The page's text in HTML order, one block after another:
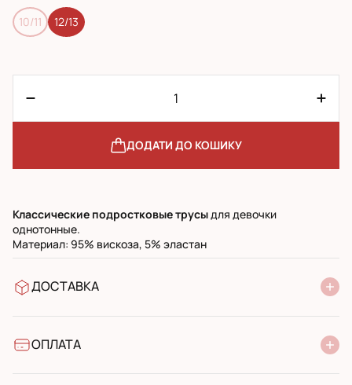
10/11 12/13
ДОДАТИ ДО КОШИКУ
Классические подростковые трусыдля девочки
однотонные.
Материал: 95% вискоза, 5% эластан
ДОСТАВКА
УкрПошта стандарт
ОПЛАТА
Банківський переказ